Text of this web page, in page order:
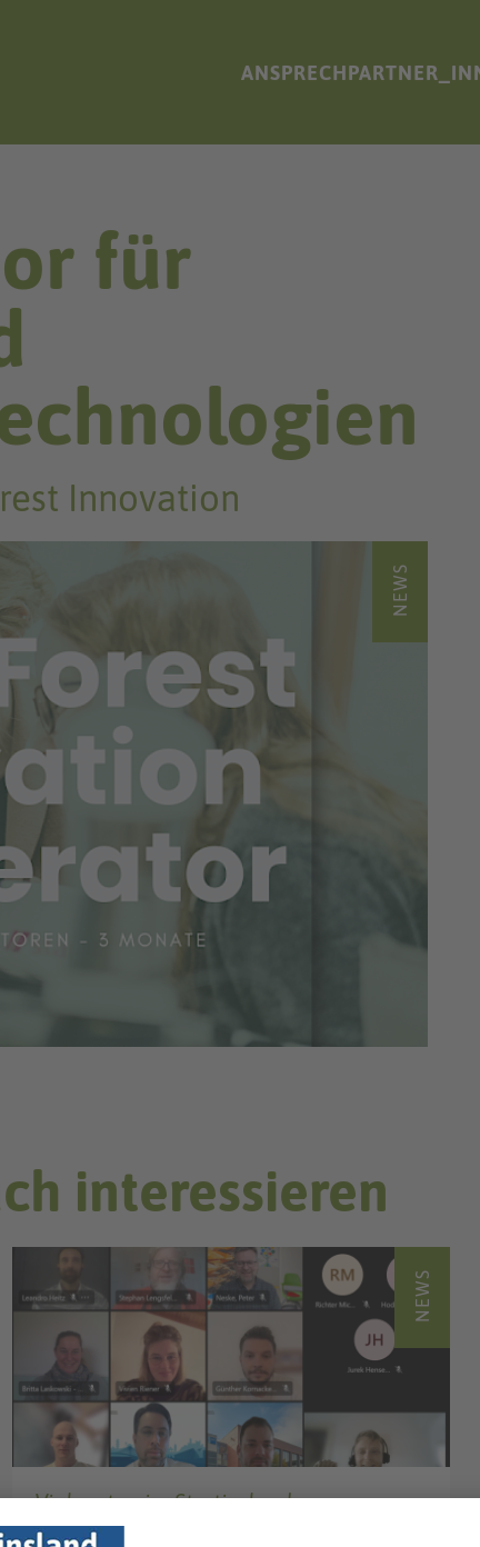
für
Innovation
NEWS
interessieren
NEWS
Viel zu tun im Startinsland
Monthly